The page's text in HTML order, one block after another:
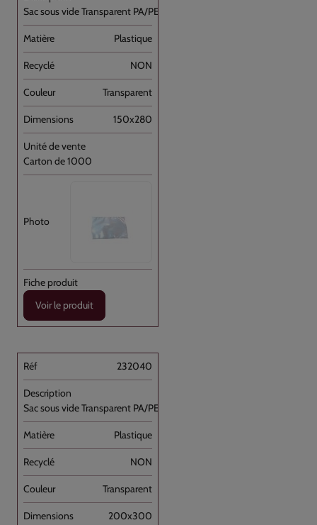
Sac sous vide Transparent PA/PE 15x28 //1000
Plastique
NON
Transparent
150x280
Carton de 1000
Voir le produit
232040
Sac sous vide Transparent PA/PE 20x35 //1000
Plastique
NON
Transparent
200x300